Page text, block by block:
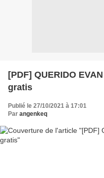
[PDF] QUERIDO
gratis
Publié le 27/10/2021 à 17:01
Par angenkeq